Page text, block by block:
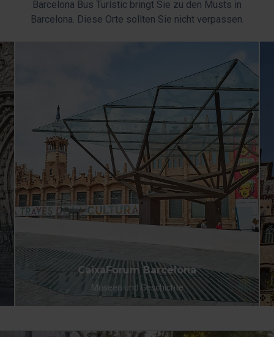
Barcelona Bus Turístic bringt Sie zu den Musts in
Barcelona. Diese Orte sollten Sie nicht verpassen.
CaixaForum Barcelona
Museen und Geschichte